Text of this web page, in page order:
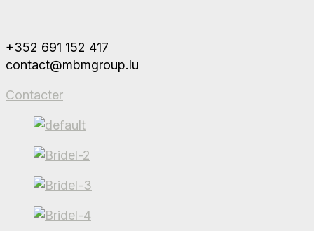
+352 691 152 417
contact@mbmgroup.lu
Contacter